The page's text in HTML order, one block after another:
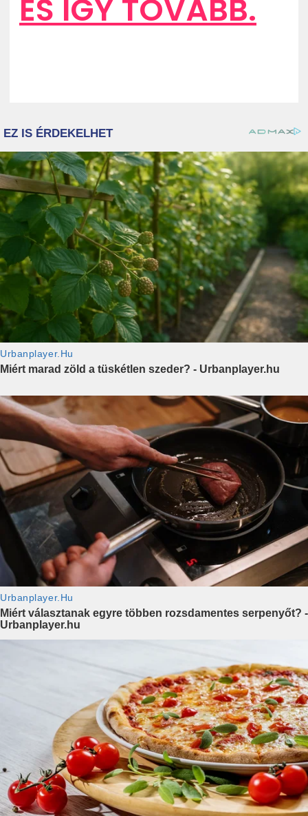
ÉS ÍGY TOVÁBB.